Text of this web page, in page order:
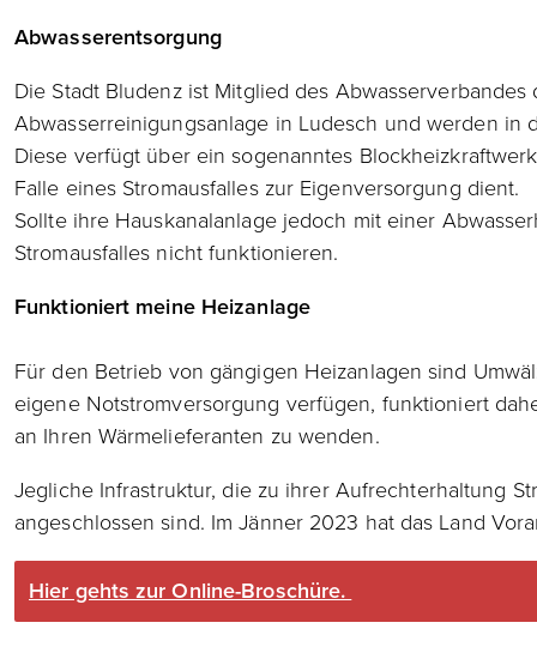
Abwasserentsorgung
Die Stadt Bludenz ist Mitglied des
Abwasserreinigungsanlage in Ludesch und werden in
Diese verfügt über ein sogenanntes
Falle eines Stromausfalles zur Eigenversorgung dient.
Sollte ihre Hauskanalanlage jedoch mit einer
Stromausfalles nicht funktionieren.
Funktioniert meine Heizanlage
Für den Betrieb von gängigen Heizanlagen sind
eigene Notstromversorgung verfügen, funktioniert
an Ihren Wärmelieferanten zu wenden.
Jegliche Infrastruktur, die zu ihrer Aufrechterhaltung
angeschlossen sind. Im Jänner 2023 hat das Land
Hier gehts zur Online-Broschüre.